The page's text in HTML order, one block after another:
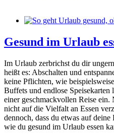
Gesund im Urlaub
Im Urlaub zerbrichst du dir
heißt es: Abschalten und
keine Pflichten, wie
Buffets und endlose
einer geschmackvollen Reise
nicht auf die Vielfalt an Essen
dennoch, dass du etwas auf
wie du gesund im Urlaub essen